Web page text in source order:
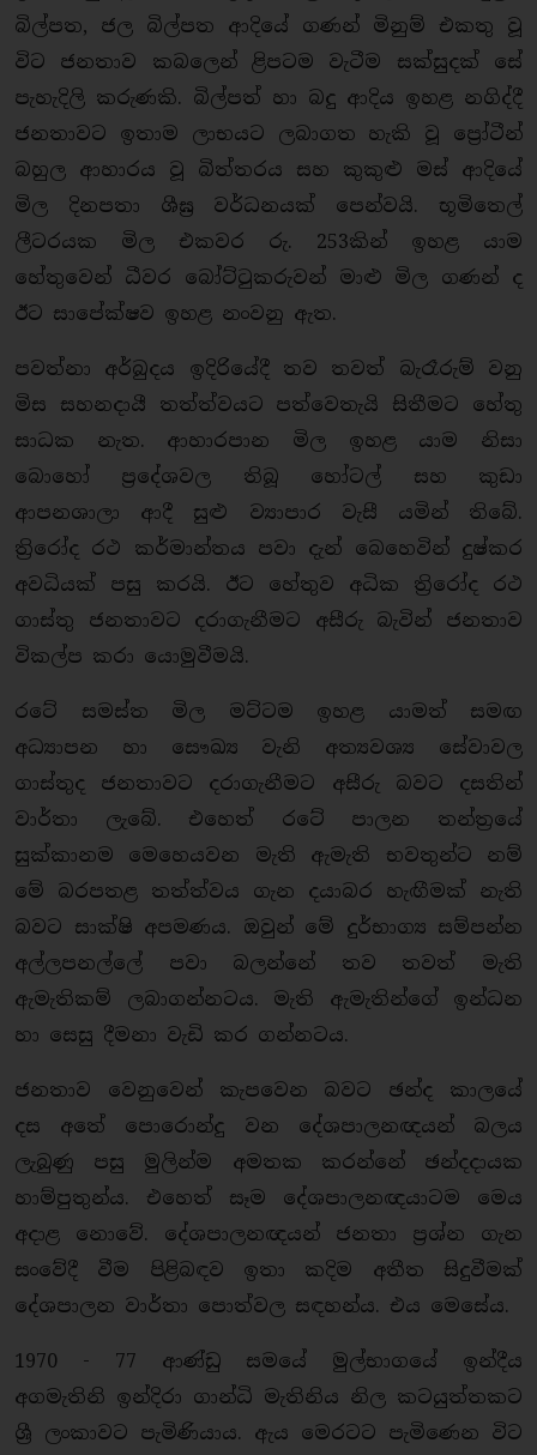
බිල්පත, ජල බිල්පත ආදියේ ගණන් මිනුම් එකතු වූ
විට ජනතාව කබලෙන් ළිපටම වැටීම සක්සුදක් සේ
පැහැදිලි කරුණකි. බිල්පත් හා බදු ආදිය ඉහළ නගිද්දී
ජනතාවට ඉතාම ලාභයට ලබාගත හැකි වූ ප්‍රෝටීන්
බහුල ආහාරය වූ බිත්තරය සහ කුකුළු මස් ආදියේ
මිල දිනපතා ශීඝ්‍ර වර්ධනයක් පෙන්වයි. භූමිතෙල්
ලීටරයක මිල එකවර රු. 253කින් ඉහළ යාම
හේතුවෙන් ධීවර බෝට්ටුකරුවන් මාළු මිල ගණන් ද
ඊට සාපේක්ෂව ඉහළ නංවනු ඇත.
පවත්නා අර්බුදය ඉදිරියේදී තව තවත් බැරෑරුම් වනු
මිස සහනදායී තත්ත්වයට පත්වෙතැයි සිතීමට හේතු
සාධක නැත. ආහාරපාන මිල ඉහළ යාම නිසා
බොහෝ ප්‍රදේශවල තිබූ හෝටල් සහ කුඩා
ආපනශාලා ආදී සුළු ව්‍යාපාර වැසී යමින් තිබේ.
ත්‍රිරෝද රථ කර්මාන්තය පවා දැන් බෙහෙවින් දුෂ්කර
අවධියක් පසු කරයි. ඊට හේතුව අධික ත්‍රිරෝද රථ
ගාස්තු ජනතාවට දරාගැනීමට අසීරු බැවින් ජනතාව
විකල්ප කරා යොමුවීමයි.
රටේ සමස්ත මිල මට්ටම ඉහළ යාමත් සමඟ
අධ්‍යාපන හා සෞඛ්‍ය වැනි අත්‍යවශ්‍ය සේවාවල
ගාස්තුද ජනතාවට දරාගැනීමට අසීරු බවට දසතින්
වාර්තා ලැබේ. එහෙත් රටේ පාලන තන්ත්‍රයේ
සුක්කානම මෙහෙයවන මැති ඇමැති භවතුන්ට නම්
මේ බරපතළ තත්ත්වය ගැන දයාබර හැඟීමක් නැති
බවට සාක්ෂි අපමණය. ඔවුන් මේ දුර්භාග්‍ය සම්පන්න
අල්ලපනල්ලේ පවා බලන්නේ තව තවත් මැති
ඇමැතිකම් ලබාගන්නටය. මැති ඇමැතින්ගේ ඉන්ධන
හා සෙසු දීමනා වැඩි කර ගන්නටය.
ජනතාව වෙනුවෙන් කැපවෙන බවට ඡන්ද කාලයේ
දස අතේ පොරොන්දු වන දේශපාලනඥයන් බලය
ලැබුණු පසු මුලින්ම අමතක කරන්නේ ඡන්දදායක
හාම්පුතුන්ය. එහෙත් සෑම දේශපාලනඥයාටම මෙය
අදාළ නොවේ. දේශපාලනඥයන් ජනතා ප්‍රශ්න ගැන
සංවේදී වීම පිළිබඳව ඉතා කදිම අතීත සිදුවීමක්
දේශපාලන වාර්තා පොත්වල සඳහන්ය. එය මෙසේය.
1970 - 77 ආණ්ඩු සමයේ මුල්භාගයේ ඉන්දීය
අගමැතිනි ඉන්දිරා ගාන්ධි මැතිනිය නිල කටයුත්තකට
ශ්‍රී ලංකාවට පැමිණියාය. ඇය මෙරටට පැමිණෙන විට